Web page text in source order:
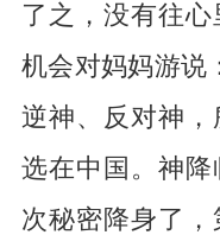
了之，没有往
机会对妈妈游说
逆神、反对神
选在中国。神
次秘密降身了，